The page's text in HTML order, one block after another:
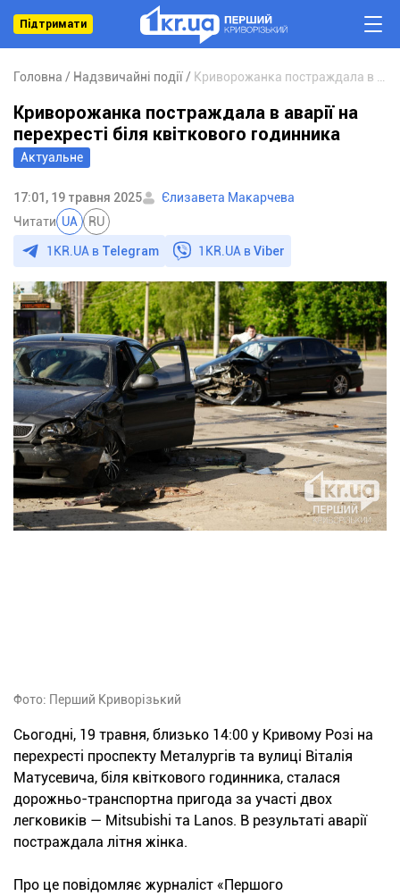
Підтримати
Головна Надзвичайні події
Актуальне
Криворожанка постраждала в аварії на
перехресті біля квіткового годинника
17:01, 19 травня 2025
Єлизавета Макарчева
Читати UA RU
1KR.UA в Telegram 1KR.UA вViber
Фото: Перший Криворізький
Сьогодні, 19 травня, близько 14:00 у Кривому Розі на
перехресті проспекту Металургів та вулиці Віталія
Матусевича, біля квіткового годинника, сталася
дорожньо-транспортна пригода за участі двох
легковиків — Mitsubishi та Lanos. В результаті аварії
постраждала літня жінка.
Про це повідомляє журналіст «Першого